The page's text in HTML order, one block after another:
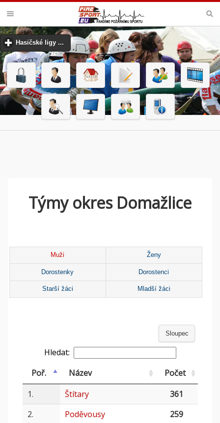
VELKÁ CENA MHJ PŘEROV
Hasičské ligy ... click to expand contents
Týmy okres Domažlice
Muži Ženy
Dorostenky Dorostenci
Starší žáci Mladší žáci
Sloupec
Hledat:
Poř.
Název
Počet
1.
Štítary
361
2.
Poděvousy
259